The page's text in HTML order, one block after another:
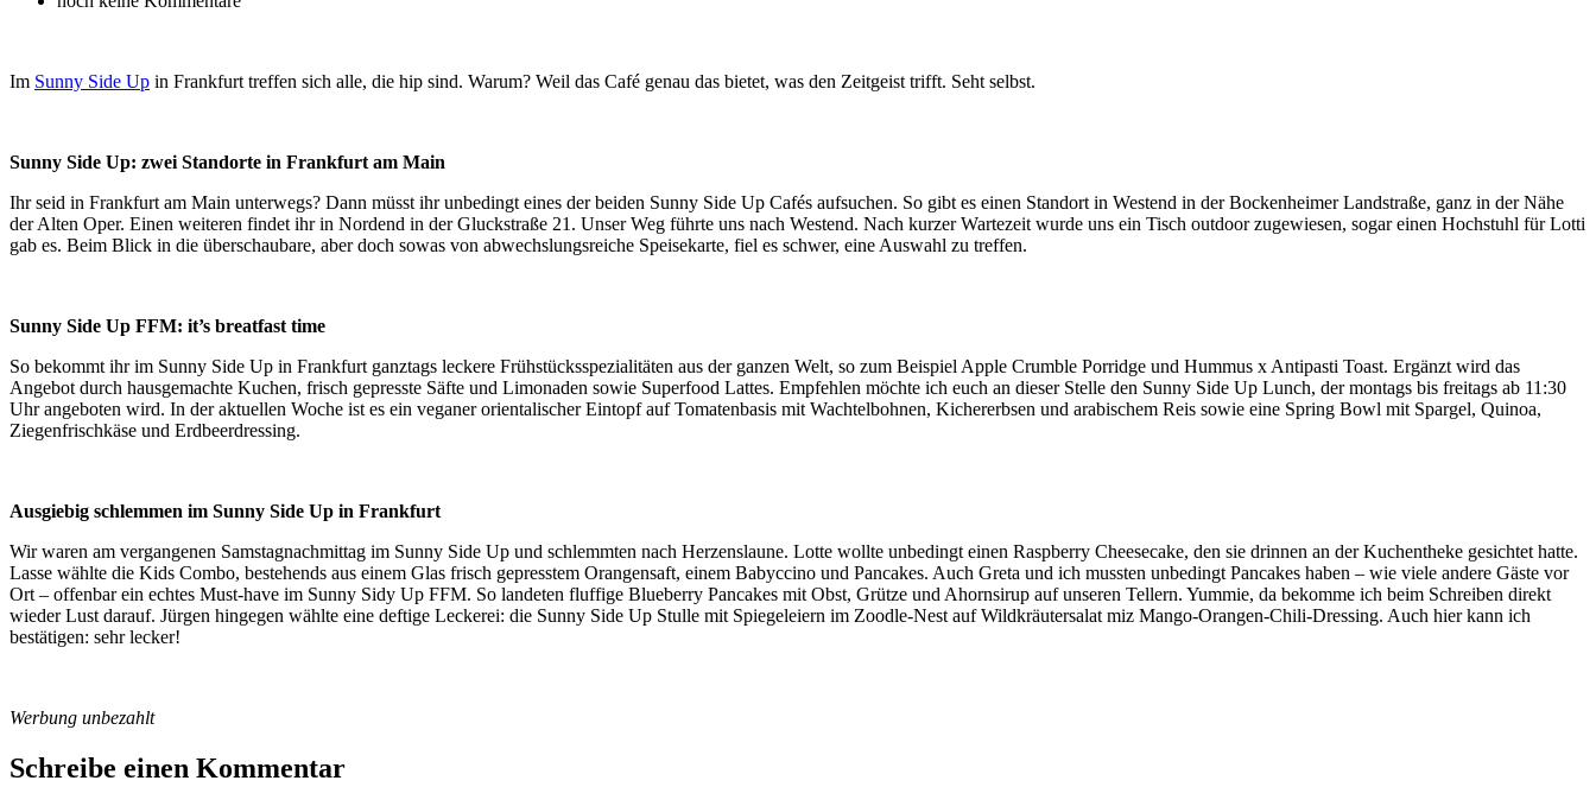
Im Sunny Side Up in Frankfurt treffen sich alle, die hip sind. Warum? Weil das Café genau das bietet, was den Zeitgeist trifft. Seht selbst.
Sunny Side Up: zwei Standorte in Frankfurt am Main
Ihr seid in Frankfurt am Main unterwegs? Dann müsst ihr unbedingt eines der beiden Sunny Side Up Cafés aufsuchen. So gibt es einen Standort in Westend in der Bockenheimer Landstraße, ganz in der Nähe
der Alten Oper. Einen weiteren findet ihr in Nordend in der Gluckstraße 21. Unser Weg führte uns nach Westend. Nach kurzer Wartezeit wurde uns ein Tisch outdoor zugewiesen, sogar einen Hochstuhl für Lotti
gab es. Beim Blick in die überschaubare, aber doch sowas von abwechslungsreiche Speisekarte, fiel es schwer, eine Auswahl zu treffen.
Sunny Side Up FFM: it’s breatfast time
So bekommt ihr im Sunny Side Up in Frankfurt ganztags leckere Frühstücksspezialitäten aus der ganzen Welt, so zum Beispiel Apple Crumble Porridge und Hummus x Antipasti Toast. Ergänzt wird das
Angebot durch hausgemachte Kuchen, frisch gepresste Säfte und Limonaden sowie Superfood Lattes. Empfehlen möchte ich euch an dieser Stelle den Sunny Side Up Lunch, der montags bis freitags ab 11:30
Uhr angeboten wird. In der aktuellen Woche ist es ein veganer orientalischer Eintopf auf Tomatenbasis mit Wachtelbohnen, Kichererbsen und arabischem Reis sowie eine Spring Bowl mit Spargel, Quinoa,
Ziegenfrischkäse und Erdbeerdressing.
Ausgiebig schlemmen im Sunny Side Up in Frankfurt
Wir waren am vergangenen Samstagnachmittag im Sunny Side Up und schlemmten nach Herzenslaune. Lotte wollte unbedingt einen Raspberry Cheesecake, den sie drinnen an der Kuchentheke gesichtet hatte.
Lasse wählte die Kids Combo, bestehends aus einem Glas frisch gepresstem Orangensaft, einem Babyccino und Pancakes. Auch Greta und ich mussten unbedingt Pancakes haben – wie viele andere Gäste vor
Ort – offenbar ein echtes Must-have im Sunny Sidy Up FFM. So landeten fluffige Blueberry Pancakes mit Obst, Grütze und Ahornsirup auf unseren Tellern. Yummie, da bekomme ich beim Schreiben direkt
wieder Lust darauf. Jürgen hingegen wählte eine deftige Leckerei: die Sunny Side Up Stulle mit Spiegeleiern im Zoodle-Nest auf Wildkräutersalat miz Mango-Orangen-Chili-Dressing. Auch hier kann ich
bestätigen: sehr lecker!
Werbung unbezahlt
Schreibe einen Kommentar